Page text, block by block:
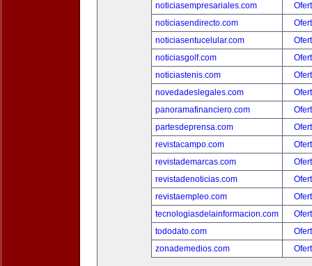
noticiasempresariales.com
noticiasendirecto.com
noticiasentucelular.com
noticiasgolf.com
noticiastenis.com
novedadeslegales.com
panoramafinanciero.com
partesdeprensa.com
revistacampo.com
revistademarcas.com
revistadenoticias.com
revistaempleo.com
tecnologiasdelainformacion.com
tododato.com
zonademedios.com